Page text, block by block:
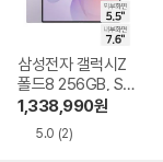
삼성전자 갤럭시Z
폴드8 256GB, SK
T 기기변경 완납
1,338,990원
5.0 (2)